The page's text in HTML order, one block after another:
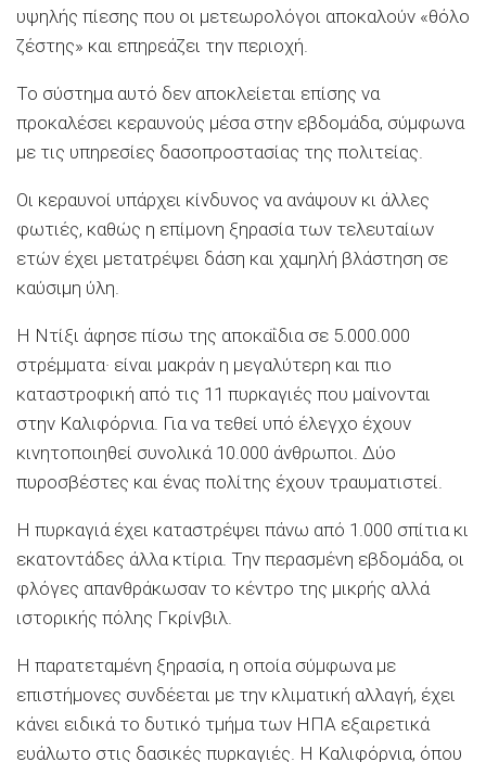
υψηλής πίεσης που οι μετεωρολόγοι αποκαλούν «θόλο
ζέστης» και επηρεάζει την περιοχή.
Το σύστημα αυτό δεν αποκλείεται επίσης να
προκαλέσει κεραυνούς μέσα στην εβδομάδα, σύμφωνα
με τις υπηρεσίες δασοπροστασίας της πολιτείας.
Οι κεραυνοί υπάρχει κίνδυνος να ανάψουν κι άλλες
φωτιές, καθώς η επίμονη ξηρασία των τελευταίων
ετών έχει μετατρέψει δάση και χαμηλή βλάστηση σε
καύσιμη ύλη.
Η Ντίξι άφησε πίσω της αποκαΐδια σε 5.000.000
στρέμματα· είναι μακράν η μεγαλύτερη και πιο
καταστροφική από τις 11 πυρκαγιές που μαίνονται
στην Καλιφόρνια. Για να τεθεί υπό έλεγχο έχουν
κινητοποιηθεί συνολικά 10.000 άνθρωποι. Δύο
πυροσβέστες και ένας πολίτης έχουν τραυματιστεί.
Η πυρκαγιά έχει καταστρέψει πάνω από 1.000 σπίτια κι
εκατοντάδες άλλα κτίρια. Την περασμένη εβδομάδα, οι
φλόγες απανθράκωσαν το κέντρο της μικρής αλλά
ιστορικής πόλης Γκρίνβιλ.
Η παρατεταμένη ξηρασία, η οποία σύμφωνα με
επιστήμονες συνδέεται με την κλιματική αλλαγή, έχει
κάνει ειδικά το δυτικό τμήμα των ΗΠΑ εξαιρετικά
ευάλωτο στις δασικές πυρκαγιές. Η Καλιφόρνια, όπου